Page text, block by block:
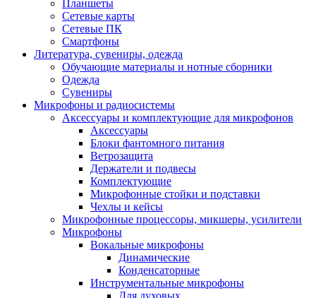
Планшеты
Сетевые карты
Сетевые ПК
Смартфоны
Литература, сувениры, одежда
Обучающие материалы и нотные сборники
Одежда
Сувениры
Микрофоны и радиосистемы
Аксессуары и комплектующие для микрофонов
Аксессуары
Блоки фантомного питания
Ветрозащита
Держатели и подвесы
Комплектующие
Микрофонные стойки и подставки
Чехлы и кейсы
Микрофонные процессоры, микшеры, усилители
Микрофоны
Вокальные микрофоны
Динамические
Конденсаторные
Инструментальные микрофоны
Для духовых